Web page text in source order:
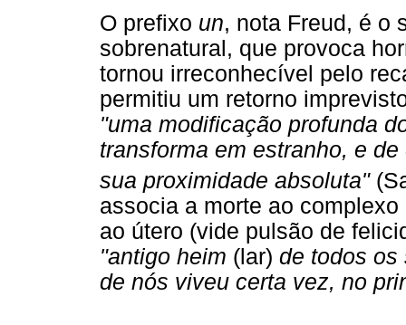
O prefixo un, nota Freud, é o
sobrenatural, que provoca
tornou irreconhecível pelo
permitiu um retorno
"uma modificação profunda
transforma em estranho, e
sua proximidade absoluta"
associa a morte ao
ao útero (vide pulsão de
"antigo heim (lar) de todos os
de nós viveu certa vez, no